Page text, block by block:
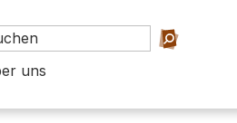
uns